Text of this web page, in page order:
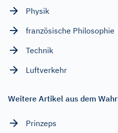
Physik
französische Philosophie
Technik
Luftverkehr
Weitere Artikel aus dem
Prinzeps